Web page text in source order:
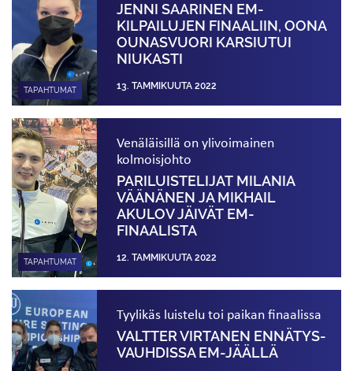
TAPAHTUMAT
JENNI SAARINEN EM-
KILPAILUJEN FINAALIIN, OONA
OUNASVUORI KARSIUTUI
NIUKASTI
13. TAMMIKUUTA 2022
TAPAHTUMAT
Venäläisillä on ylivoimainen
kolmoisjohto
PARILUISTELIJAT MILANIA
VÄÄNÄNEN JA MIKHAIL
AKULOV JÄIVÄT EM-
FINAALISTA
12. TAMMIKUUTA 2022
Tyylikäs luistelu toi paikan finaalissa
VALTTER VIRTANEN ENNÄTYS­
VAUHDISSA EM-JÄÄLLÄ